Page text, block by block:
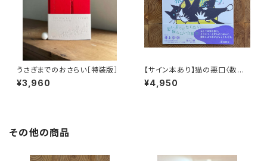
うさぎまでのおさらい［特装版］
¥3,960
【サイン本あり】猫の悪口〈数量
限定・オリジナルトート付き〉
¥4,950
その他の商品